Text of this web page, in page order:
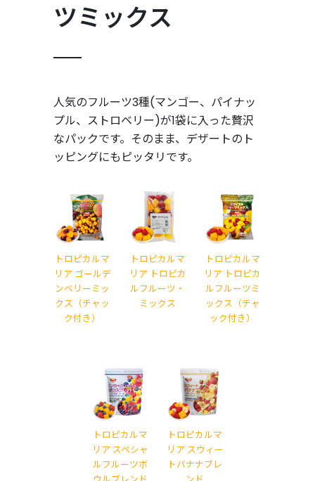
ツミックス
人気のフルーツ3種(マンゴー、パイナッ
プル、ストロベリー)が1袋に入った贅沢
なパックです。そのまま、デザートのト
ッピングにもピッタリです。
トロピカルマ
リア ゴールデ
ンベリーミッ
クス（チャッ
ク付き）
トロピカルマ
リア トロピカ
ルフルーツ・
ミックス
トロピカルマ
リア トロピカ
ルフルーツミ
ックス（チャ
ック付き）
トロピカルマ
リア スペシャ
ルフルーツボ
トロピカルマ
リア スウィー
トバナナブレ